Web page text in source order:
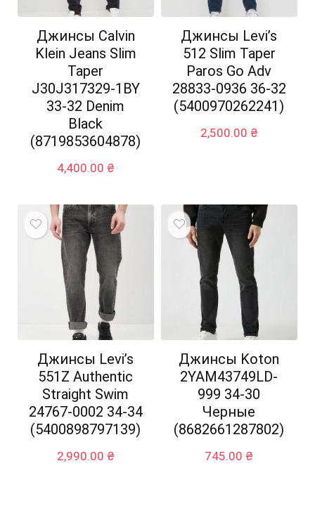
Джинсы Calvin
Klein Jeans Slim
Taper
J30J317329-1BY
33-32 Denim
Black
(8719853604878)
4,400.00 ₴
Джинсы Levi’s
512 Slim Taper
Paros Go Adv
28833-0936 36-32
(5400970262241)
2,500.00 ₴
Джинсы Levi’s
551Z Authentic
Straight Swim
24767-0002 34-34
(5400898797139)
2,990.00 ₴
Джинсы Koton
2YAM43749LD-
999 34-30
Черные
(8682661287802)
745.00 ₴